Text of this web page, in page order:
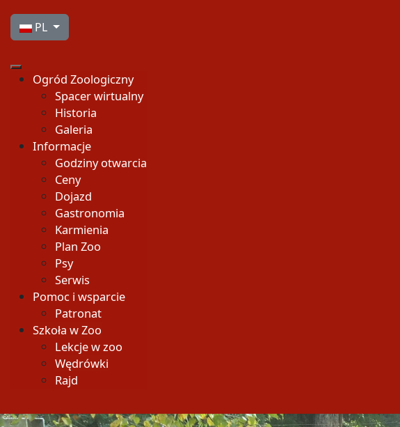
Wybierz swój język
PL
Ogród Zoologiczny
Spacer wirtualny
Historia
Galeria
Informacje
Godziny otwarcia
Ceny
Dojazd
Gastronomia
Karmienia
Plan Zoo
Psy
Serwis
Pomoc i wsparcie
Patronat
Szkoła w Zoo
Lekcje w zoo
Wędrówki
Rajd